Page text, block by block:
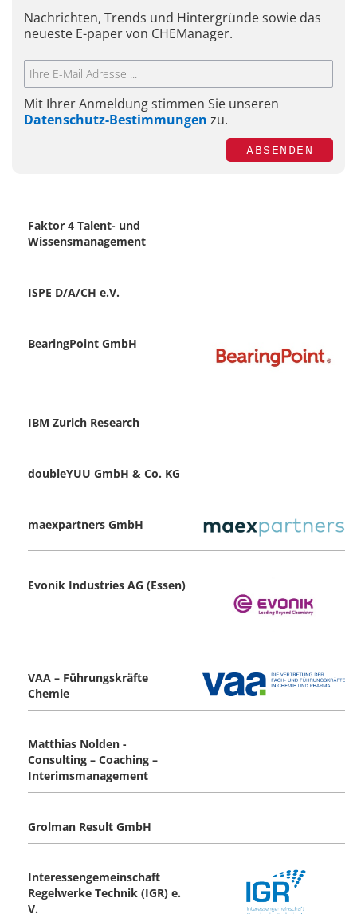
Nachrichten, Trends und Hintergründe sowie das
neueste E-paper von CHEManager.
Mit Ihrer Anmeldung stimmen Sie unseren
Datenschutz-Bestimmungen zu.
ABSENDEN
Faktor 4 Talent- und
Wissensmanagement
ISPE D/A/CH e.V.
BearingPoint GmbH
IBM Zurich Research
doubleYUU GmbH & Co. KG
maexpartners GmbH
Evonik Industries AG (Essen)
VAA – Führungskräfte
Chemie
Matthias Nolden -
Consulting – Coaching –
Interimsmanagement
Grolman Result GmbH
Interessengemeinschaft
Regelwerke Technik (IGR) e.
V.